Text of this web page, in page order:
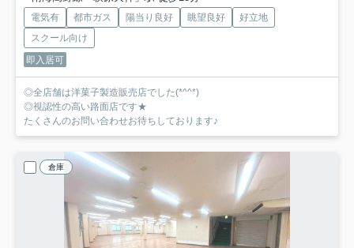
電気有 都市ガス 陽当り良好 眺望良好
好立地
スクール向け
即入居可
◎全店舗は洋菓子製造販売店でした(*^^*)
◎視認性の高い路面店です★
たくさんのお問い合わせお待ちしております♪
倉庫